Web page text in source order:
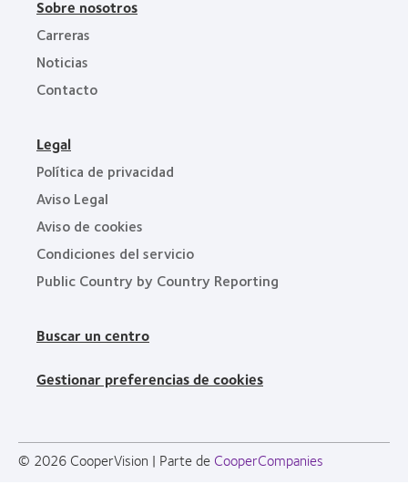
Sobre nosotros
Carreras
Noticias
Contacto
Legal
Política de privacidad
Aviso Legal
Aviso de cookies
Condiciones del servicio
Public Country by Country Reporting
Buscar un centro
Gestionar preferencias de cookies
© 2026 CooperVision | Parte de CooperCompanies